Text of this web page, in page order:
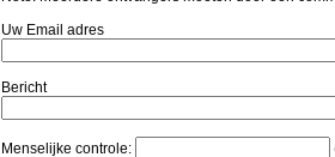
Uw Email adres
Bericht
Menselijke controle: